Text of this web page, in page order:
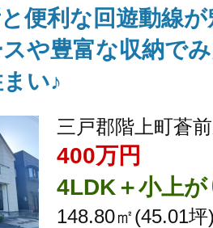
便利な回遊動線
や豊富な収納で
い♪
三戸郡階上町蒼
400万円
4LDK＋小上
148.80㎡(45.01坪